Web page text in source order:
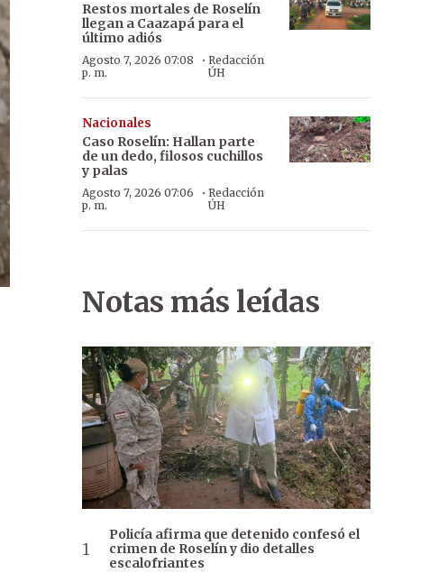
Restos mortales de Roselín
llegan a Caazapá para el
último adiós
Agosto 7, 2026 07:08
p. m.
· Redacción
ÚH
Nacionales
Caso Roselín: Hallan parte
de un dedo, filosos cuchillos
y palas
Agosto 7, 2026 07:06
p. m.
· Redacción
ÚH
Notas más leídas
Policía afirma que detenido confesó el
crimen de Roselín y dio detalles
escalofriantes